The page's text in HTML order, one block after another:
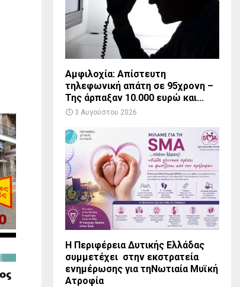
Αμφιλοχία: Απίστευτη
τηλεφωνική απάτη σε 95χρονη –
Της άρπαξαν 10.000 ευρώ και...
3 Αυγούστου 2026
Η Περιφέρεια Δυτικής Ελλάδας
συμμετέχει στην εκστρατεία
ενημέρωσης για τηΝωτιαία Μυϊκή
Ατροφία